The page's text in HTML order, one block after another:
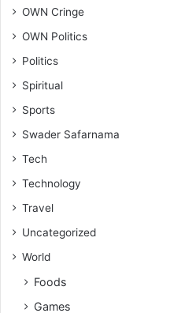
OWN Cringe
OWN Politics
Politics
Spiritual
Sports
Swader Safarnama
Tech
Technology
Travel
Uncategorized
World
Foods
Games